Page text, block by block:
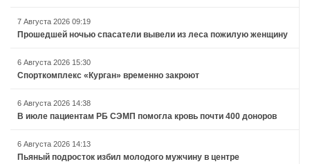
7 Августа 2026 09:19
Прошедшей ночью спасатели вывели из леса пожилую женщину
6 Августа 2026 15:30
Спорткомплекс «Курган» временно закроют
6 Августа 2026 14:38
В июле пациентам РБ СЭМП помогла кровь почти 400 доноров
6 Августа 2026 14:13
Пьяный подросток избил молодого мужчину в центре